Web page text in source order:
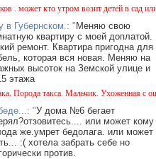
. может кто утром возит детей в сад
в Губернском.: " Меняю свою
квартиру с моей доплатой.
ремонт. Квартира пригодна для
которая вся новая. Меняю на
высоток на Земской улице и
этажа
Порода такса. Мальчик. Ухоженная с
"У дома №6 бегает
или может кому
же.умрет бедолага. или может
:( хотела забрать себе но
против.